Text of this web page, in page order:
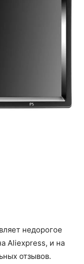
недорогое
Aliexpress, и на
отзывов.